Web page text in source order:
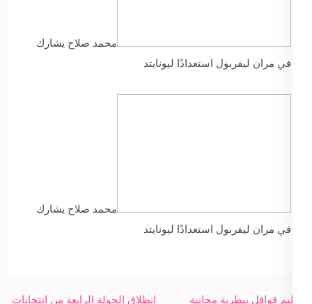
محمد صلاح يشارك
في مران ليفربول استعدادًا ليونايتد
محمد صلاح يشارك
في مران ليفربول استعدادًا ليونايتد
Post
انطلاق الجولة الرابعة من انتخابات
تنظيم قوافل بيطرية مجانية